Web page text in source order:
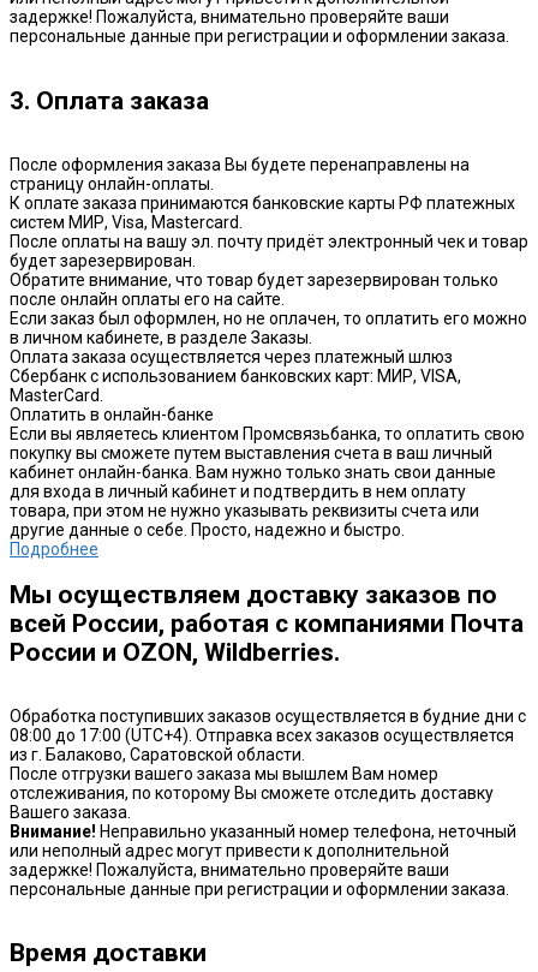
задержке! Пожалуйста, внимательно проверяйте ваши
персональные данные при регистрации и оформлении заказа.
3. Оплата заказа
После оформления заказа Вы будете перенаправлены на
страницу онлайн-оплаты.
К оплате заказа принимаются банковские карты РФ платежных
систем МИР, Visa, Mastercard.
После оплаты на вашу эл. почту придёт электронный чек и товар
будет зарезервирован.
Обратите внимание, что товар будет зарезервирован только
после онлайн оплаты его на сайте.
Если заказ был оформлен, но не оплачен, то оплатить его можно
в личном кабинете, в разделе Заказы.
Оплата заказа осуществляется через платежный шлюз
Сбербанк с использованием банковских карт: МИР, VISA,
MasterCard.
Оплатить в онлайн-банке
Если вы являетесь клиентом Промсвязьбанка, то оплатить свою
покупку вы сможете путем выставления счета в ваш личный
кабинет онлайн-банка. Вам нужно только знать свои данные
для входа в личный кабинет и подтвердить в нем оплату
товара, при этом не нужно указывать реквизиты счета или
другие данные о себе. Просто, надежно и быстро.
Подробнее
Мы осуществляем доставку заказов по
всей России, работая с компаниями Почта
России и OZON, Wildberries.
Обработка поступивших заказов осуществляется в будние дни с
08:00 до 17:00 (UTC+4). Отправка всех заказов осуществляется
из г. Балаково, Саратовской области.
После отгрузки вашего заказа мы вышлем Вам номер
отслеживания, по которому Вы сможете отследить доставку
Вашего заказа.
Внимание! Неправильно указанный номер телефона, неточный
или неполный адрес могут привести к дополнительной
задержке! Пожалуйста, внимательно проверяйте ваши
персональные данные при регистрации и оформлении заказа.
Время доставки